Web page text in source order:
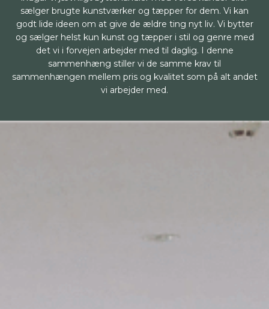
sælger brugte kunstværker og tæpper for dem. Vi kan
godt lide ideen om at give de ældre ting nyt liv. Vi bytter
og sælger helst kun kunst og tæpper i stil og genre med
det vi i forvejen arbejder med til daglig. I denne
sammenhæng stiller vi de samme krav til
sammenhængen mellem pris og kvalitet som på alt andet
vi arbejder med.